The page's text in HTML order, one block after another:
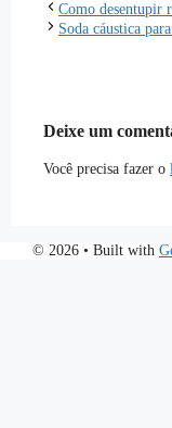
Como desentupir
Soda cáustica
Deixe um
Você precisa fazer o
© 2026 • Built with